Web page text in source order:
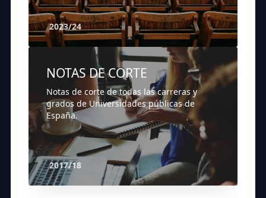
2023/24
NOTAS DE CORTE
Notas de corte de todas las carreras y
grados de Universidades públicas de
España.
2017/18